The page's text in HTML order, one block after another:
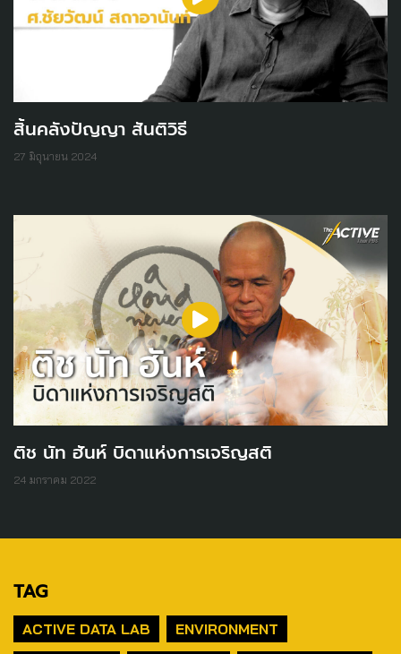
สิ้นคลังปัญญา สันติวิธี
27 มิถุนายน 2024
ติช นัท ฮันห์ บิดาแห่งการเจริญสติ
24 มกราคม 2022
TAG
ACTIVE DATA LAB
ENVIRONMENT